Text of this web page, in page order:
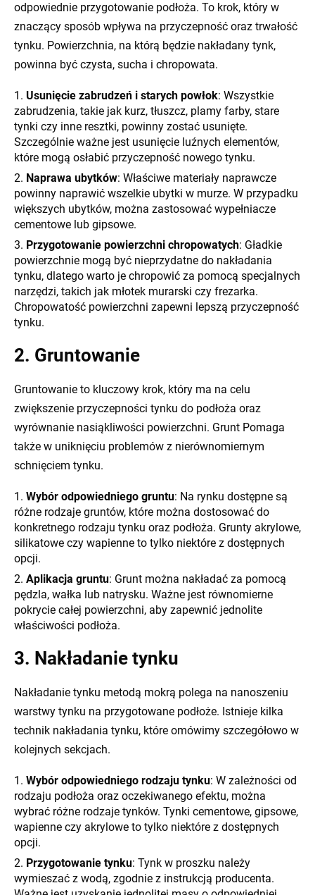
odpowiednie przygotowanie podłoża. To krok, który w
znaczący sposób wpływa na przyczepność oraz trwałość
tynku. Powierzchnia, na którą będzie nakładany tynk,
powinna być czysta, sucha i chropowata.
Usunięcie zabrudzeń i starych powłok: Wszystkie
zabrudzenia, takie jak kurz, tłuszcz, plamy farby, stare
tynki czy inne resztki, powinny zostać usunięte.
Szczególnie ważne jest usunięcie luźnych elementów,
które mogą osłabić przyczepność nowego tynku.
Naprawa ubytków: Właściwe materiały naprawcze
powinny naprawić wszelkie ubytki w murze. W przypadku
większych ubytków, można zastosować wypełniacze
cementowe lub gipsowe.
Przygotowanie powierzchni chropowatych: Gładkie
powierzchnie mogą być nieprzydatne do nakładania
tynku, dlatego warto je chropowić za pomocą specjalnych
narzędzi, takich jak młotek murarski czy frezarka.
Chropowatość powierzchni zapewni lepszą przyczepność
tynku.
2. Gruntowanie
Gruntowanie to kluczowy krok, który ma na celu
zwiększenie przyczepności tynku do podłoża oraz
wyrównanie nasiąkliwości powierzchni. Grunt Pomaga
także w uniknięciu problemów z nierównomiernym
schnięciem tynku.
Wybór odpowiedniego gruntu: Na rynku dostępne są
różne rodzaje gruntów, które można dostosować do
konkretnego rodzaju tynku oraz podłoża. Grunty akrylowe,
silikatowe czy wapienne to tylko niektóre z dostępnych
opcji.
Aplikacja gruntu: Grunt można nakładać za pomocą
pędzla, wałka lub natrysku. Ważne jest równomierne
pokrycie całej powierzchni, aby zapewnić jednolite
właściwości podłoża.
3. Nakładanie tynku
Nakładanie tynku metodą mokrą polega na nanoszeniu
warstwy tynku na przygotowane podłoże. Istnieje kilka
technik nakładania tynku, które omówimy szczegółowo w
kolejnych sekcjach.
Wybór odpowiedniego rodzaju tynku: W zależności od
rodzaju podłoża oraz oczekiwanego efektu, można
wybrać różne rodzaje tynków. Tynki cementowe, gipsowe,
wapienne czy akrylowe to tylko niektóre z dostępnych
opcji.
Przygotowanie tynku: Tynk w proszku należy
wymieszać z wodą, zgodnie z instrukcją producenta.